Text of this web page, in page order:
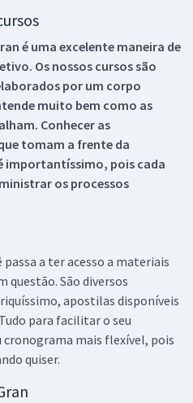
é uma excelente maneira de
Os nossos cursos são
por um corpo
muito bem como as
Conhecer as
tomam a frente da
importantíssimo, pois cada
os processos
a ter acesso a materiais
questão. São diversos
apostilas disponíveis
para facilitar o seu
mais flexível, pois
quiser.